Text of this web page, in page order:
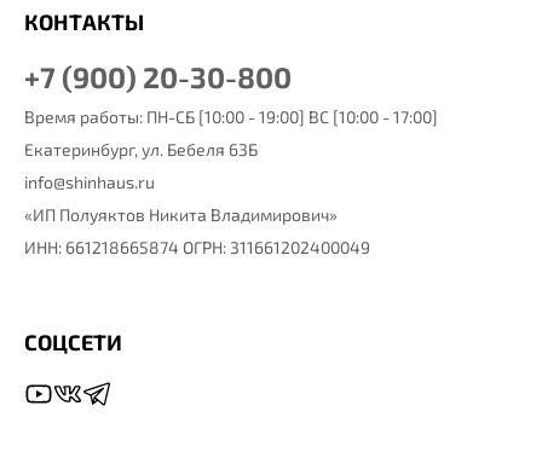
КОНТАКТЫ
+7 (900) 20-30-800
Время работы: ПН-СБ [10:00 - 19:00] ВС [10:00 - 17:00]
Екатеринбург, ул. Бебеля 63Б
info@shinhaus.ru
«ИП Полуяктов Никита Владимирович»
ИНН: 661218665874 ОГРН: 311661202400049
СОЦСЕТИ